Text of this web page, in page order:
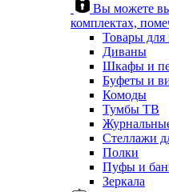
Вы можете
комплектах,
Товары для
Диваны
Шкафы и
Буфеты и
Комоды
Тумбы ТВ
Стеллажи
Полки
Пуфы и
Зеркала